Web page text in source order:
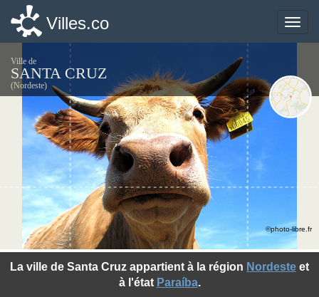
Toggle
Villes.co
Ville de
SANTA CRUZ
(Nordeste)
La ville de Santa Cruz appartient à la région Nordeste et
à l'état Paraíba.
©photo-libre.fr
Toggle
Villes.co